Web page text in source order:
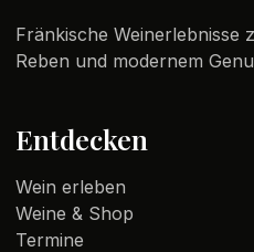
Fränkische Weinerlebnisse
Reben und modernem
Entdecken
Wein erleben
Weine & Shop
Termine